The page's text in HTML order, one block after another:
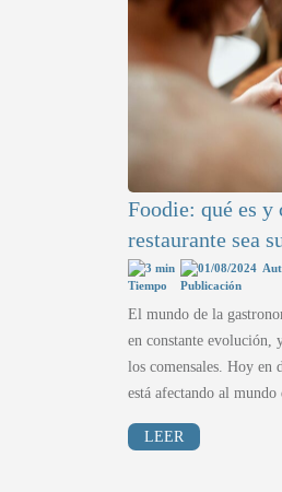
Foodie: qué es y
restaurante sea
3 min 01/08/2024
El mundo de la
en constante evolución,
los comensales. Hoy en
está afectando al
LEER